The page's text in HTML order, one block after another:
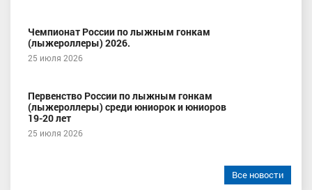
Чемпионат России по лыжным гонкам
(лыжероллеры) 2026.
25 июля 2026
Первенство России по лыжным гонкам
(лыжероллеры) среди юниорок и юниоров
19-20 лет
25 июля 2026
Все новости